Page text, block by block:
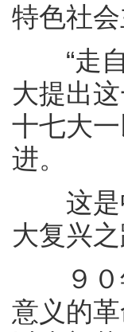
特色社
“走自
大提出
十七大
进。
这是中
大复兴之
９０年
意义的